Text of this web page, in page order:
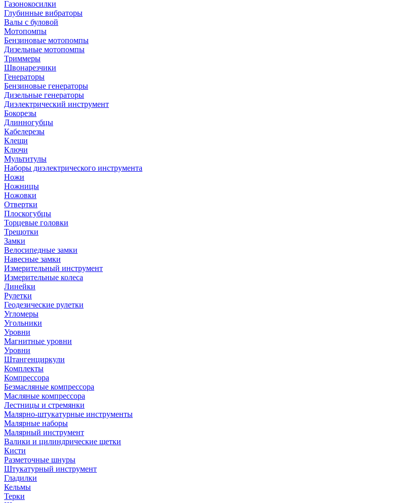
Газонокосилки
Глубинные вибраторы
Валы с буловой
Мотопомпы
Бензиновые мотопомпы
Дизельные мотопомпы
Триммеры
Швонарезчики
Генераторы
Бензиновые генераторы
Дизельные генераторы
Диэлектрический инструмент
Бокорезы
Длинногубцы
Кабелерезы
Клещи
Ключи
Мультитулы
Наборы диэлектрического инструмента
Ножи
Ножницы
Ножовки
Отвертки
Плоскогубцы
Торцевые головки
Трещотки
Замки
Велосипедные замки
Навесные замки
Измерительный инструмент
Измерительные колеса
Линейки
Рулетки
Геодезические рулетки
Угломеры
Угольники
Уровни
Магнитные уровни
Уровни
Штангенциркули
Комплекты
Компрессора
Безмасляные компрессора
Масляные компрессора
Лестницы и стремянки
Малярно-штукатурные инструменты
Малярные наборы
Малярный инструмент
Валики и цилиндрические щетки
Кисти
Разметочные шнуры
Штукатурный инструмент
Гладилки
Кельмы
Терки